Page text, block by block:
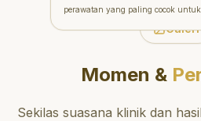
"
Galeri
Momen &
Sekilas suasana klinik dan
perawatan yang paling cocok